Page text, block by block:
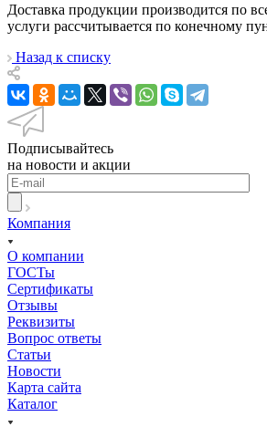
Доставка продукции производится по
услуги рассчитывается по конечному
Назад к списку
Подписывайтесь
на новости и акции
Компания
О компании
ГОСТы
Сертификаты
Отзывы
Реквизиты
Вопрос ответы
Статьи
Новости
Карта сайта
Каталог